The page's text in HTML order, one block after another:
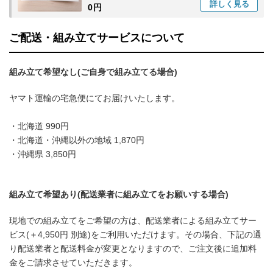
0円 詳しく 見る
ご配送・組み立てサービスについて
組み立て希望なし(ご自身で組み立てる場合)
ヤマト運輸の宅急便にてお届けいたします。
・北海道 990円
・北海道・沖縄以外の地域 1,870円
・沖縄県 3,850円
組み立て希望あり(配送業者に組み立てをお願いする場合)
現地での組み立てをご希望の方は、配送業者による組み立てサー
ビス(＋4,950円 別途)をご利用いただけます。その場合、下記の通
り配送業者と配送料金が変更となりますので、ご注文後に追加料
金をご請求させていただきます。